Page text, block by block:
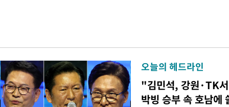
오늘의 헤드라인
"김민석, 강원·TK
박빙 승부 속 호남에